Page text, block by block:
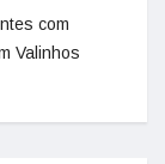
com
Valinhos